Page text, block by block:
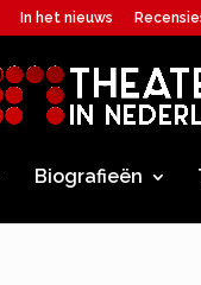
In het nieuws
Biografieën